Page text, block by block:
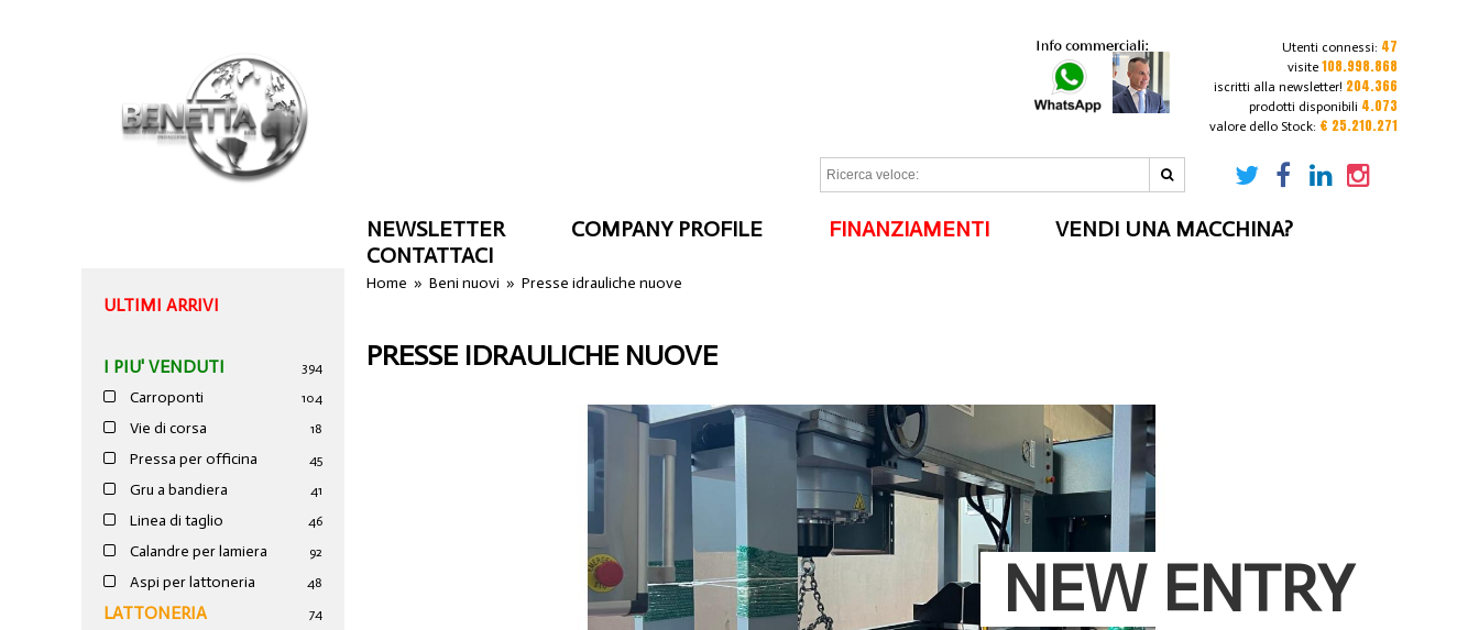
Utenti connessi: 47
visite 108.998.868
iscritti alla newsletter! 204.366
prodotti disponibili 4.073
valore dello Stock: € 25.210.271
NEWSLETTER COMPANY PROFILE FINANZIAMENTI
VENDI UNA MACCHINA?
CONTATTACI
ULTIMI ARRIVI
I PIU' VENDUTI 394
Carroponti 104
Vie di corsa 18
Pressa per officina 45
Gru a bandiera 41
Linea di taglio 46
Calandre per lamiera 92
Aspi per lattoneria 48
LATTONERIA 74
Home »Beni nuovi »Presse idrauliche nuove
PRESSE IDRAULICHE NUOVE
NEW ENTRY